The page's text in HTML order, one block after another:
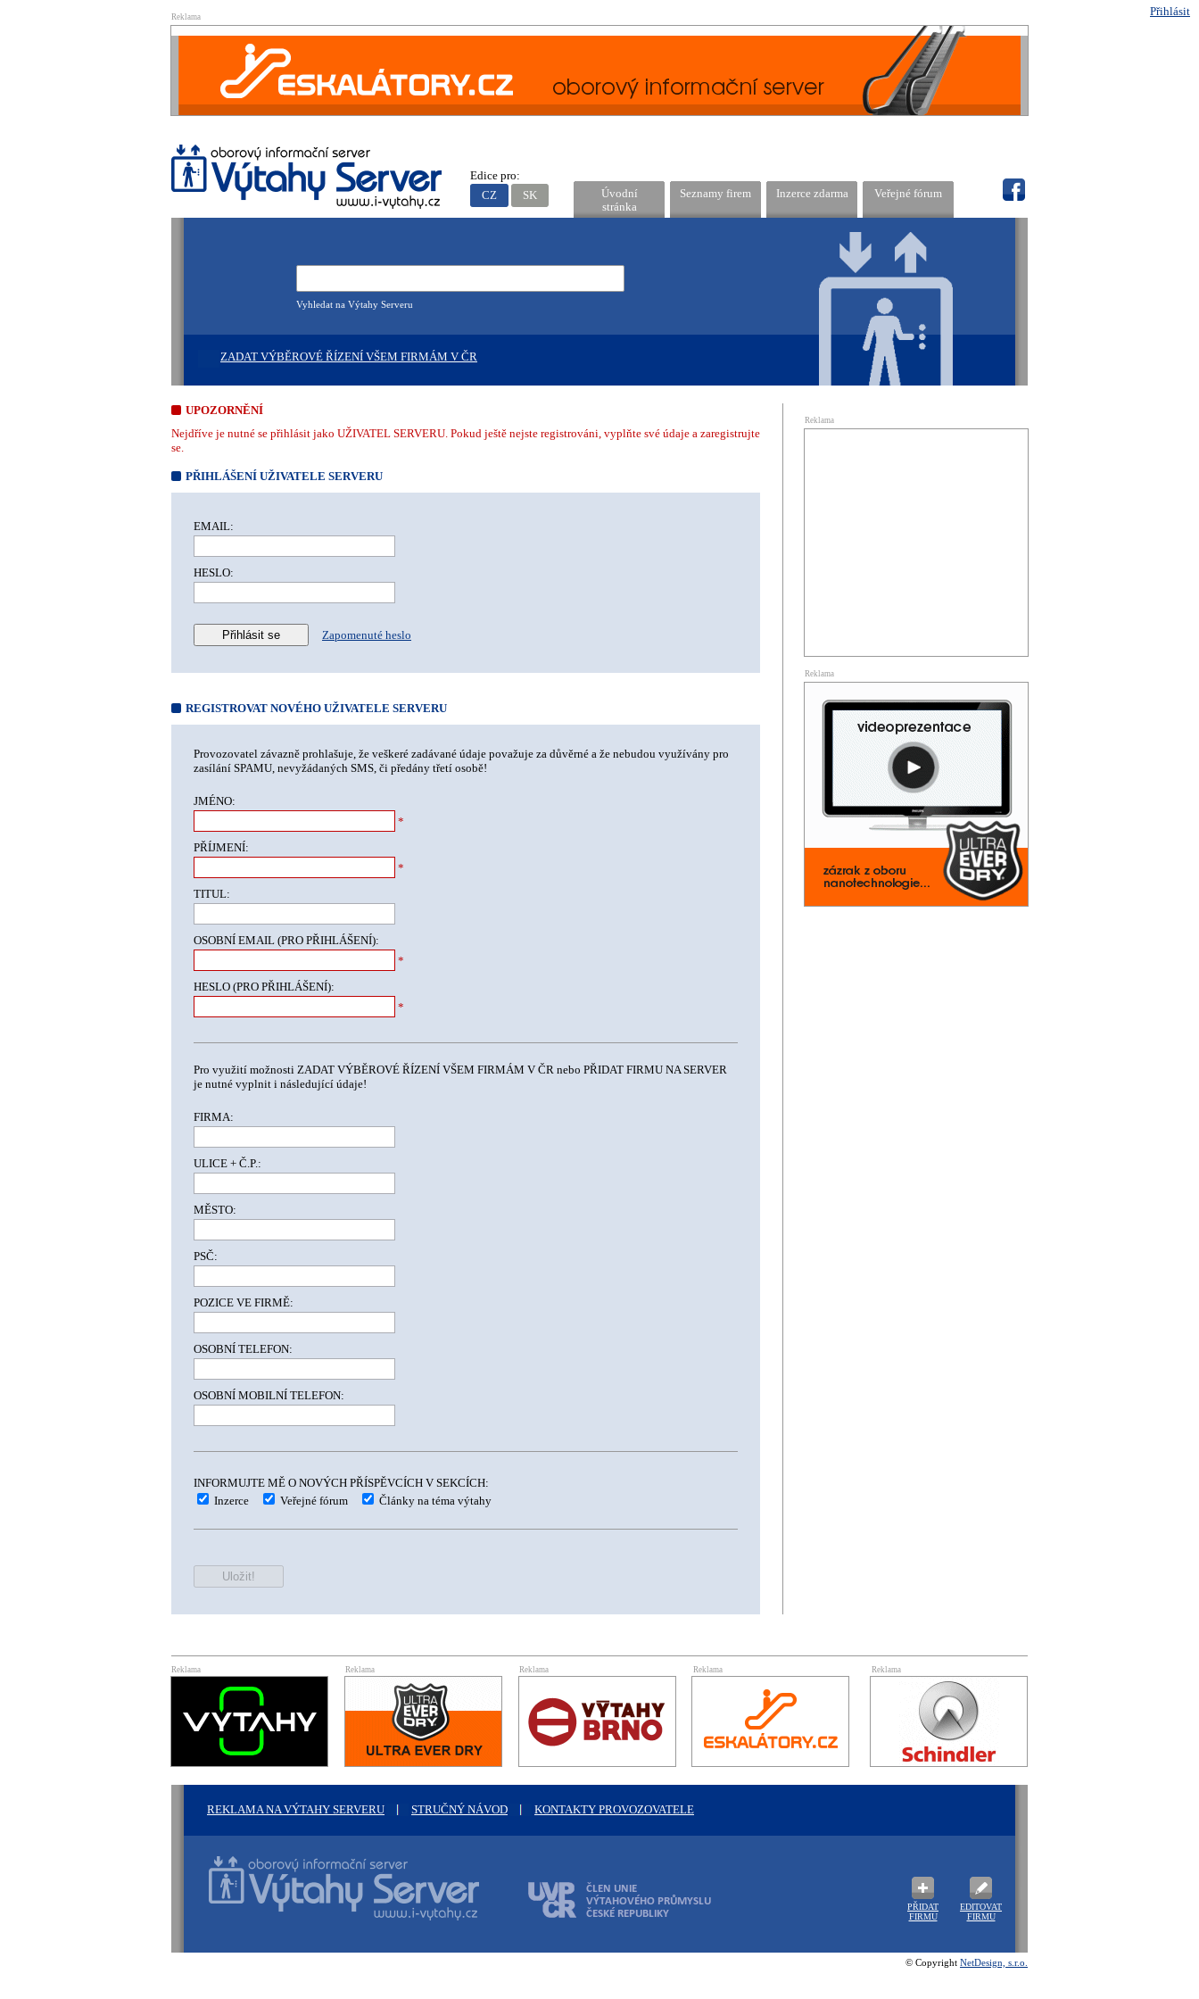
Přihlásit
Reklama
Úvodní
stránka
Seznamy firem Inzerce zdarma Veřejné fórum
Vyhledat na Výtahy Serveru
ZADAT VÝBĚROVÉ ŘÍZENÍ VŠEM FIRMÁM V ČR
Edice pro:
CZ
SK
UPOZORNĚNÍ
Nejdříve je nutné se přihlásit jako UŽIVATEL SERVERU. Pokud ještě nejste registrováni, vyplňte své údaje a zaregistrujte
se.
PŘIHLÁŠENÍ UŽIVATELE SERVERU
EMAIL:
HESLO:
Zapomenuté heslo
REGISTROVAT NOVÉHO UŽIVATELE SERVERU
Provozovatel závazně prohlašuje, že veškeré zadávané údaje považuje za důvěrné a že nebudou využívány pro
zasílání SPAMU, nevyžádaných SMS, či předány třetí osobě!
JMÉNO:
*
PŘÍJMENÍ:
*
TITUL:
OSOBNÍ EMAIL (PRO PŘIHLÁŠENÍ):
*
HESLO (PRO PŘIHLÁŠENÍ):
*
Pro využití možnosti ZADAT VÝBĚROVÉ ŘÍZENÍ VŠEM FIRMÁM V ČR nebo PŘIDAT FIRMU NA SERVER
je nutné vyplnit i následující údaje!
FIRMA:
ULICE + Č.P.:
MĚSTO:
PSČ:
POZICE VE FIRMĚ:
OSOBNÍ TELEFON:
OSOBNÍ MOBILNÍ TELEFON:
INFORMUJTE MĚ O NOVÝCH PŘÍSPĚVCÍCH V SEKCÍCH:
Inzerce
Veřejné fórum Články na téma výtahy
Reklama
Reklama
Reklama Reklama Reklama Reklama Reklama
REKLAMA NA VÝTAHY SERVERU STRUČNÝ NÁVOD KONTAKTY PROVOZOVATELE
EDITOVAT
FIRMU
PŘIDAT
FIRMU
© Copyright NetDesign, s.r.o.